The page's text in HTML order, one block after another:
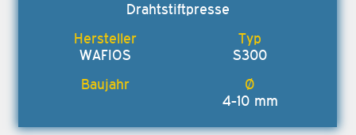
Drahtstiftpresse
WAFIOS S300
4-10 mm